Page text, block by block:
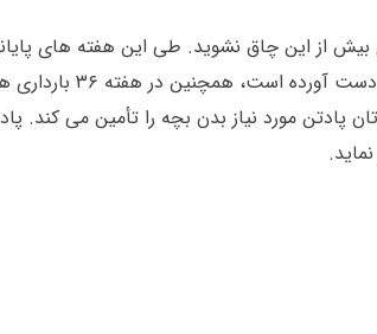
دیگر تا پایان بارداری بیش از این چاق نشوید. طی
نیاز جنین، کمتر می شود،
مورد نیاز بدن بچه را تأمین می کند. پادتن